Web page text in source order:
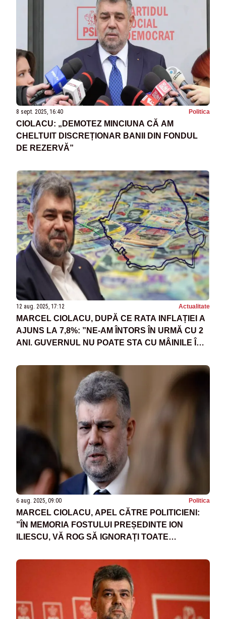
8 sept. 2025, 16:40 Politica
CIOLACU: „DEMOTEZ MINCIUNA CĂ AM
CHELTUIT DISCREȚIONAR BANII DIN FONDUL
DE REZERVĂ”
12 aug. 2025, 17:12 Actualitate
MARCEL CIOLACU, DUPĂ CE RATA INFLAȚIEI A
AJUNS LA 7,8%: ”NE-AM ÎNTORS ÎN URMĂ CU 2
ANI. GUVERNUL NU POATE STA CU MÂINILE ÎN
6 aug. 2025, 09:00 Politica
MARCEL CIOLACU, APEL CĂTRE POLITICIENI:
”ÎN MEMORIA FOSTULUI PREȘEDINTE ION
ILIESCU, VĂ ROG SĂ IGNORAȚI TOATE